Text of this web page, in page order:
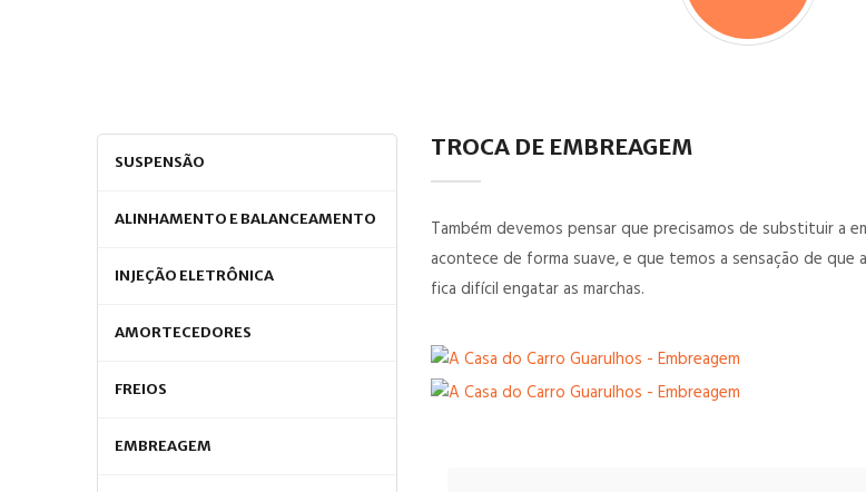
SUSPENSÃO
ALINHAMENTO E BALANCEAMENTO
INJEÇÃO ELETRÔNICA
AMORTECEDORES
FREIOS
EMBREAGEM
TROCA DE EMBREAGEM
Também devemos pensar que precisamos de substituir a
acontece de forma suave, e que temos a sensação de
fica difícil engatar as marchas.